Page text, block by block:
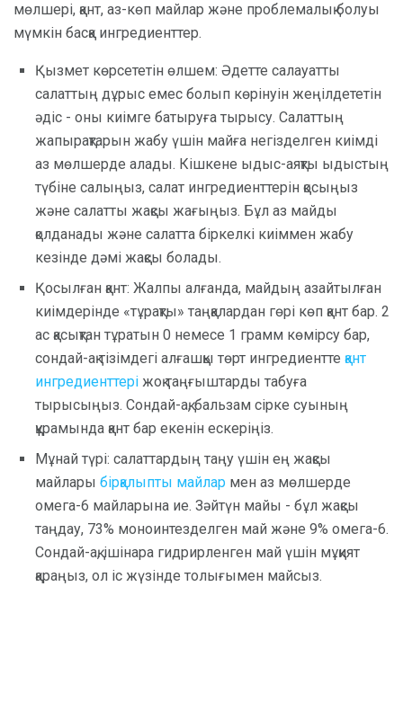
мөлшері, қант, аз-көп майлар және проблемалық болуы
мүмкін басқа ингредиенттер.
Қызмет көрсететін өлшем: Әдетте салауатты
салаттың дұрыс емес болып көрінуін жеңілдететін
әдіс - оны киімге батыруға тырысу. Салаттың
жапырақтарын жабу үшін майға негізделген киімді
аз мөлшерде алады. Кішкене ыдыс-аяқты ыдыстың
түбіне салыңыз, салат ингредиенттерін қосыңыз
және салатты жақсы жағыңыз. Бұл аз майды
қолданады және салатта біркелкі киіммен жабу
кезінде дәмі жақсы болады.
Қосылған қант: Жалпы алғанда, майдың азайтылған
киімдерінде «тұрақты» таңқалардан гөрі көп қант бар. 2
ас қасықтан тұратын 0 немесе 1 грамм көмірсу бар,
сондай-ақ тізімдегі алғашқы төрт ингредиентте қант
ингредиенттері жоқ таңғыштарды табуға
тырысыңыз. Сондай-ақ, бальзам сірке суының
құрамында қант бар екенін ескеріңіз.
Мұнай түрі: салаттардың таңу үшін ең жақсы
майлары бірқалыпты майлар мен аз мөлшерде
омега-6 майларына ие. Зәйтүн майы - бұл жақсы
таңдау, 73% моноинтезделген май және 9% омега-6.
Сондай-ақ, ішінара гидрирленген май үшін мұқият
қараңыз, ол іс жүзінде толығымен майсыз.